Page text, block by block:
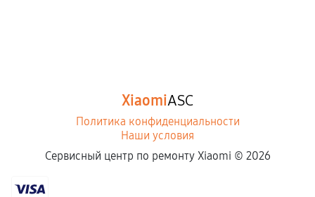
XiaomiASC
Политика конфиденциальности
Наши условия
Сервисный центр по ремонту Xiaomi © 2026